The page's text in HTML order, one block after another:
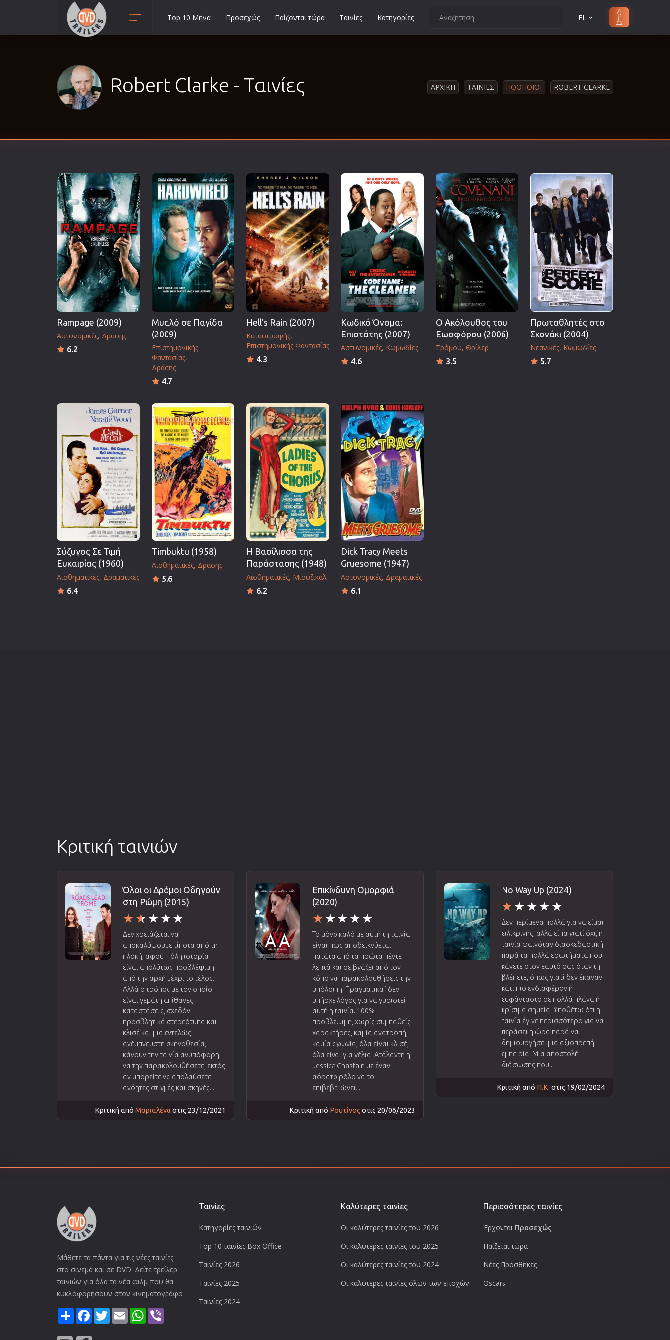
Αισθησιακές
Βιογραφίες
Δράσης
Ελληνικός Κινηματογράφος
Επιβίωσης
Επιστημονικής Φαντασίας
Εποχής
Ερωτικές
Ευρωπαικός Κινηματογράφος
Θρησκευτικές
Ιστορικές
Καταστροφής
Κλασσικές
Μικρού Μήκους
Μιούζικαλ
Νεανικές
Παιδικές
Περιπέτειες
Πολεμικές
Πολεμικές Τέχνες
Πολιτική
Σπορ
Τηλεοπτικές Σειρές
Τρόμου
Φαντασίας
Φιλμ Νουάρ
Χριστουγεννιάτικες
Top 10 Μήνα Προσεχώς Παίζονται τώρα Ταινίες Κατηγορίες EL
Robert Clarke - Ταινίες ΑΡΧΙΚΗ ΤΑΙΝΙΕΣ ΗΘΟΠΟΙΟΙ ROBERT CLARKE
Rampage (2009)
Αστυνομικές Δράσης
6.2
Μυαλό σε Παγίδα
(2009)
Επιστημονικής
Φαντασίας
Δράσης
4.7
Hell's Rain (2007)
Καταστροφής
Επιστημονικής Φαντασίας
4.3
Κωδικό Όνομα:
Επιστάτης (2007)
Αστυνομικές Κωμωδίες
4.6
Ο Ακόλουθος του
Εωσφόρου (2006)
Τρόμου Θρίλερ
3.5
Πρωταθλητές στο
Σκονάκι (2004)
Νεανικές Κωμωδίες
5.7
Σύζυγος Σε Τιμή
Ευκαιρίας (1960)
Αισθηματικές Δραματικές
6.4
Timbuktu (1958)
Αισθηματικές Δράσης
5.6
Η Βασίλισσα της
Παράστασης (1948)
Αισθηματικές Μιούζικαλ
6.2
Dick Tracy Meets
Gruesome (1947)
Αστυνομικές Δραματικές
6.1
Κριτική ταινιών
Όλοι οι Δρόμοι Οδηγούν
στη Ρώμη (2015)
Δεν χρειάζεται να
αποκαλύψουμε τίποτα από τη
πλοκή, αφού η όλη ιστορία
είναι απολύτως προβλέψιμη
από την αρχή μέχρι το τέλος.
Αλλά ο τρόπος με τον οποίο
είναι γεμάτη απίθανες
καταστάσεις, σχεδόν
προσβλητικά στερεότυπα και
κλισέ και μια εντελώς
ανέμπνευστη σκηνοθεσία,
κάνουν την ταινία ανυπόφορη
να την παρακολουθήσετε, εκτός
αν μπορείτε να απολαύσετε
ανόητες στιγμές και σκηνές....
Κριτική από Μαριαλέναστις 23/12/2021
Επικίνδυνη Ομορφιά
(2020)
Το μόνο καλό με αυτή τη ταινία
είναι πως αποδεικνύεται
πατάτα από τα πρώτα πέντε
λεπτά και σε βγάζει από τον
κόπο να παρακολουθήσεις την
υπόλοιπη. Πραγματικα΄ δεν
υπήρχε λόγος για να γυριστεί
αυτή η ταινία. 100%
προβλέψιμη, χωρίς συμπαθείς
χαρακτήρες, καμία ανατροπή,
καμία αγωνία, όλα είναι κλισέ,
όλα είναι για γέλια. Ατάλαντη η
Jessica Chastain με έναν
αόρατο ρόλο να το
επιβεβαιώνει...
Κριτική από Ρουτίνος στις 20/06/2023
No Way Up (2024)
Δεν περίμενα πολλά για να είμαι
ειλικρινής, αλλά είπα γιατί όχι, η
ταινία φαινόταν διασκεδαστική
παρά τα πολλά ερωτήματα που
κάνετε στον εαυτό σας όταν τη
βλέπετε, όπως γιατί δεν έκαναν
κάτι πιο ενδιαφέρον ή
ευφάνταστο σε πολλά πλάνα ή
κρίσιμα σημεία. Υποθέτω ότι η
ταινία έγινε περισσότερο για να
περάσει η ώρα παρά να
δημιουργήσει μια αξιοπρεπή
εμπειρία. Μια αποστολή
διάσωσης που...
Κριτική από Π.Κ. στις 19/02/2024
Μάθετε τα πάντα για τις νέες ταινίες
στο σινεμά και σε DVD. Δείτε τρείλερ
ταινιών για όλα τα νέα φιλμ που θα
κυκλοφορήσουν στον κινηματογράφο
ShareFacebook
TwitterEmail WhatsApp
Ταινίες
Κατηγορίες ταινιών
Top 10 ταινίες Box Office
Ταινίες 2026
Ταινίες 2025
Ταινίες 2024
Καλύτερες ταινίες
Οι καλύτερες ταινίες του 2026
Οι καλύτερες ταινίες του 2025
Οι καλύτερες ταινίες του 2024
Οι καλύτερες ταινίες όλων των εποχών
Περισσότερες ταινίες
Έρχονται Προσεχώς
Παίζεται τώρα
Νέες Προσθήκες
Oscars